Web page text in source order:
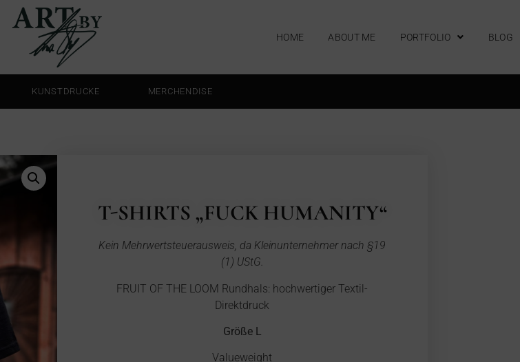
HOME ABOUT ME PORTFOLIO BLOG
KUNSTDRUCKE MERCHENDISE
T-SHIRTS „FUCK HUMANITY“
Kein Mehrwertsteuerausweis, da Kleinunternehmer nach §19
(1) UStG.
FRUIT OF THE LOOM Rundhals: hochwertiger Textil-
Direktdruck
Größe L
Valueweight